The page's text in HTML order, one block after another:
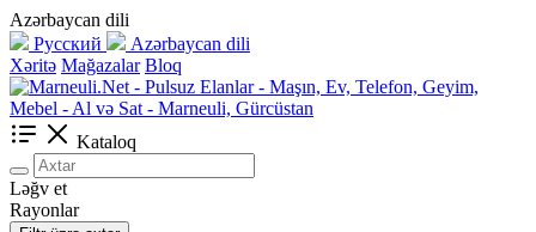
Azərbaycan dili
Русский
Azərbaycan dili
Xəritə Mağazalar Bloq
Kataloq
Ləğv et
Rayonlar